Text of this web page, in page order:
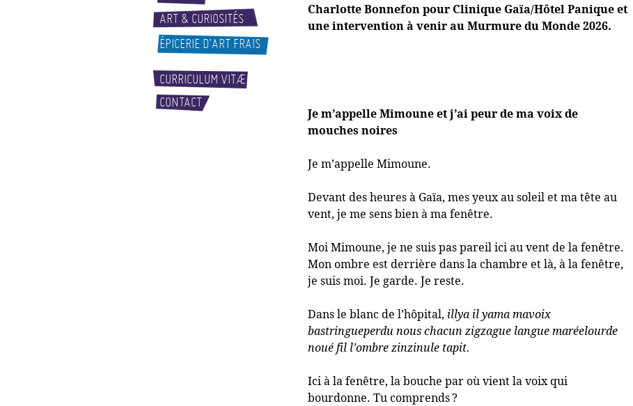
ART & CURIOSITÉS
ÉPICERIE D’ART FRAIS
CURRICULUM VITÆ
CONTACT
Charlotte Bonnefon pour Clinique Gaïa/Hôtel Panique et
une intervention à venir au Murmure du Monde 2026.
Je m’appelle Mimoune et j’ai peur de ma voix de
mouches noires
Je m’appelle Mimoune.
Devant des heures à Gaïa, mes yeux au soleil et ma tête au
vent, je me sens bien à ma fenêtre.
Moi Mimoune, je ne suis pas pareil ici au vent de la fenêtre.
Mon ombre est derrière dans la chambre et là, à la fenêtre,
je suis moi. Je garde. Je reste.
Dans le blanc de l’hôpital, illya il yama mavoix
bastringueperdu nous chacun zigzague langue maréelourde
noué fil l’ombre zinzinule tapit.
Ici à la fenêtre, la bouche par où vient la voix qui
bourdonne. Tu comprends?